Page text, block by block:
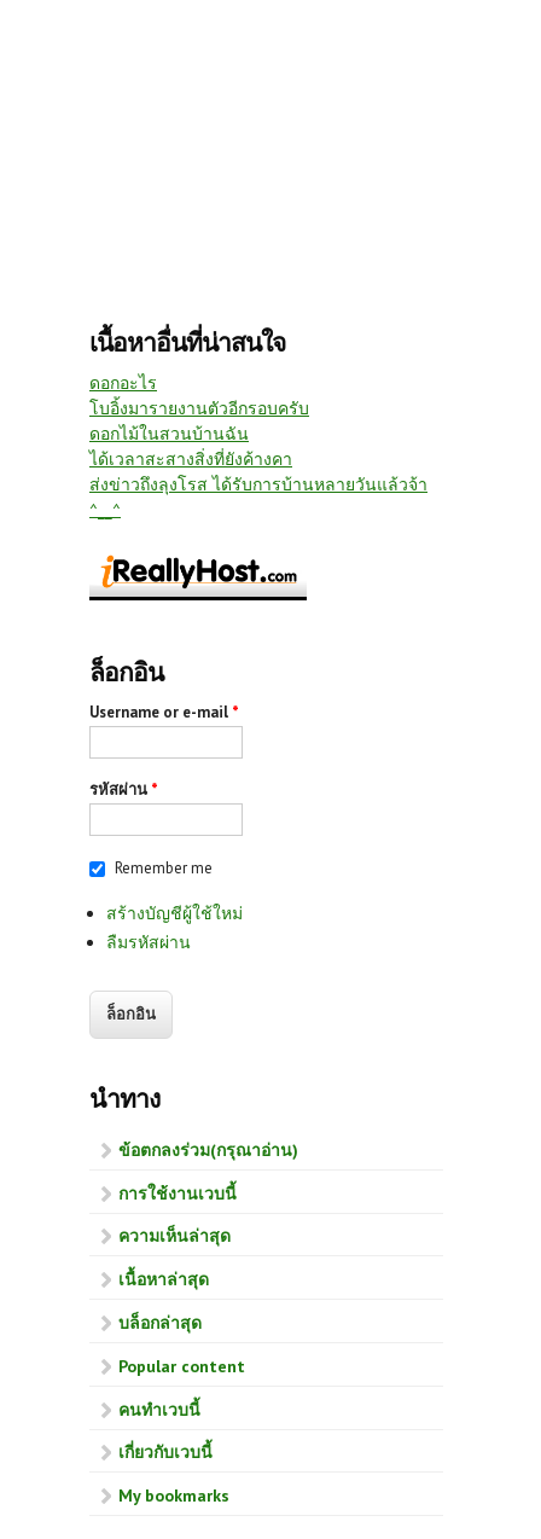
เนื้อหาอื่นที่น่าสนใจ
ดอกอะไร
โบอิ้งมารายงานตัวอีกรอบครับ
ดอกไม้ในสวนบ้านฉัน
ได้เวลาสะสางสิ่งที่ยังค้างคา
ส่งข่าวถึงลุงโรส ได้รับการบ้านหลายวันแล้วจ้า
^__^
ล็อกอิน
Username or e-mail *
รหัสผ่าน *
Remember me
สร้างบัญชีผู้ใช้ใหม่
ลืมรหัสผ่าน
นำทาง
ข้อตกลงร่วม(กรุณาอ่าน)
การใช้งานเวบนี้
ความเห็นล่าสุด
เนื้อหาล่าสุด
บล็อกล่าสุด
Popular content
คนทำเวบนี้
เกี่ยวกับเวบนี้
My bookmarks